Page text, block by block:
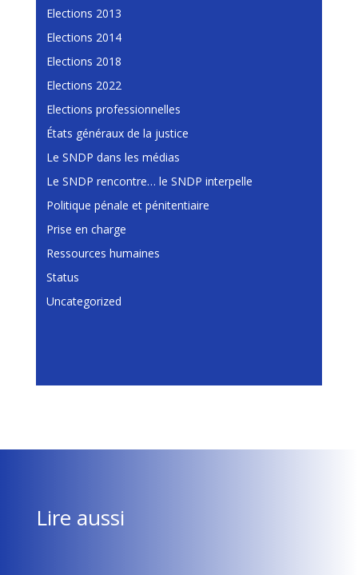
Elections 2013
Elections 2014
Elections 2018
Elections 2022
Elections professionnelles
États généraux de la justice
Le SNDP dans les médias
Le SNDP rencontre… le SNDP interpelle
Politique pénale et pénitentiaire
Prise en charge
Ressources humaines
Status
Uncategorized
Lire aussi